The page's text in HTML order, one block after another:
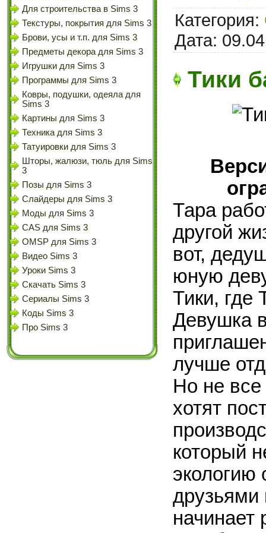
Для строительства в Sims 3
Текстуры, покрытия для Sims 3
Брови, усы и т.п. для Sims 3
Предметы декора для Sims 3
Игрушки для Sims 3
Программы для Sims 3
Ковры, подушки, одеяла для
Sims 3
Картины для Sims 3
Техника для Sims 3
Татуировки для Sims 3
Шторы, жалюзи, тюль для Sims
3
Позы для Sims 3
Слайдеры для Sims 3
Моды для Sims 3
CAS для Sims 3
OMSP для Sims 3
Видео Sims 3
Уроки Sims 3
Скачать Sims 3
Сериалы Sims 3
Коды Sims 3
Про Sims 3
Категория:
Дата:
Тики
Тара
другой
вот,
юную
Тики, где
Девушка в
лучше
Но не все
хотят
который
экологию
начинает